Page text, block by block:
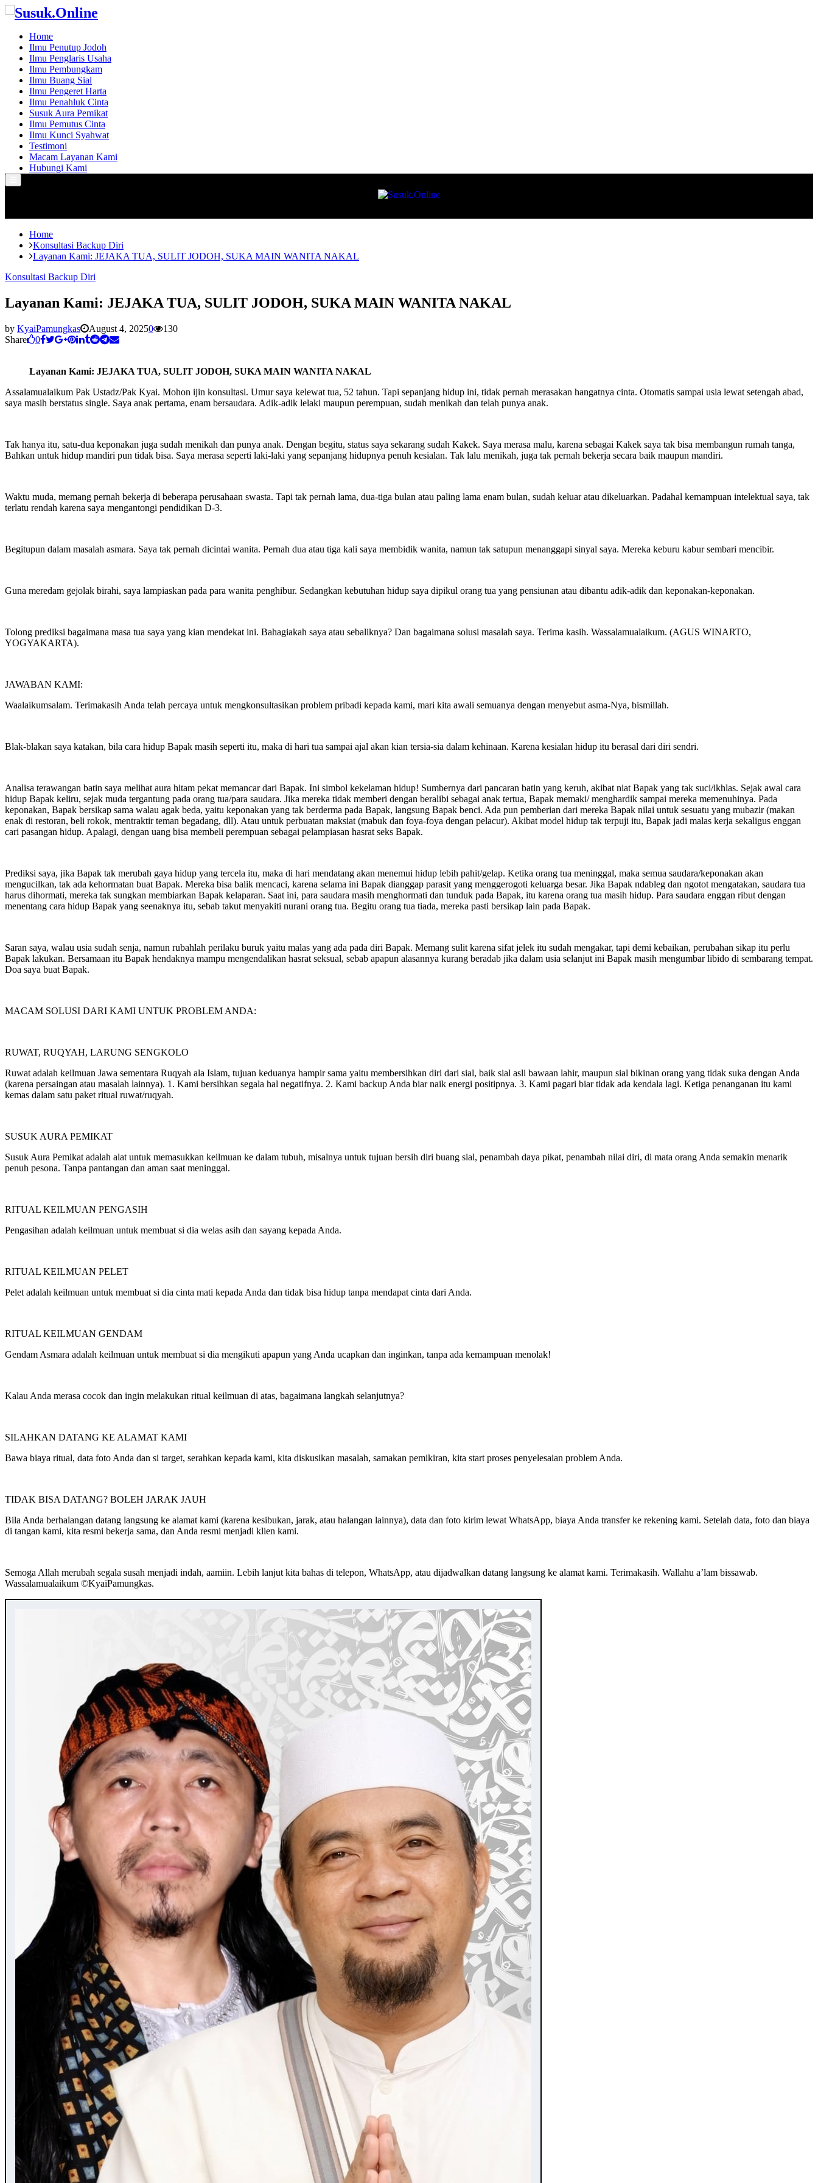
Home
Ilmu Penutup Jodoh
Ilmu Penglaris Usaha
Ilmu Pembungkam
Ilmu Buang Sial
Ilmu Pengeret Harta
Ilmu Penahluk Cinta
Susuk Aura Pemikat
Ilmu Pemutus Cinta
Ilmu Kunci Syahwat
Testimoni
Macam Layanan Kami
Hubungi Kami
Menu
Home
Konsultasi Backup Diri
Layanan Kami: JEJAKA TUA, SULIT JODOH, SUKA MAIN WANITA NAKAL
Konsultasi Backup Diri
Layanan Kami: JEJAKA TUA, SULIT JODOH, SUKA MAIN WANITA NAKAL
by KyaiPamungkas August 4, 20250
130
Share
0
Layanan Kami: JEJAKA TUA, SULIT JODOH, SUKA MAIN WANITA NAKAL
Assalamualaikum Pak Ustadz/Pak Kyai. Mohon ijin konsultasi. Umur saya kelewat tua, 52 tahun. Tapi sepanjang hidup ini, tidak pernah merasakan hangatnya cinta. Otomatis sampai usia lewat setengah abad,
saya masih berstatus single. Saya anak pertama, enam bersaudara. Adik-adik lelaki maupun perempuan, sudah menikah dan telah punya anak.
Tak hanya itu, satu-dua keponakan juga sudah menikah dan punya anak. Dengan begitu, status saya sekarang sudah Kakek. Saya merasa malu, karena sebagai Kakek saya tak bisa membangun rumah tanga,
Bahkan untuk hidup mandiri pun tidak bisa. Saya merasa seperti laki-laki yang sepanjang hidupnya penuh kesialan. Tak lalu menikah, juga tak pernah bekerja secara baik maupun mandiri.
Waktu muda, memang pernah bekerja di beberapa perusahaan swasta. Tapi tak pernah lama, dua-tiga bulan atau paling lama enam bulan, sudah keluar atau dikeluarkan. Padahal kemampuan intelektual saya, tak
terlatu rendah karena saya mengantongi pendidikan D-3.
Begitupun dalam masalah asmara. Saya tak pernah dicintai wanita. Pernah dua atau tiga kali saya membidik wanita, namun tak satupun menanggapi sinyal saya. Mereka keburu kabur sembari mencibir.
Guna meredam gejolak birahi, saya lampiaskan pada para wanita penghibur. Sedangkan kebutuhan hidup saya dipikul orang tua yang pensiunan atau dibantu adik-adik dan keponakan-keponakan.
Tolong prediksi bagaimana masa tua saya yang kian mendekat ini. Bahagiakah saya atau sebaliknya? Dan bagaimana solusi masalah saya. Terima kasih. Wassalamualaikum. (AGUS WINARTO,
YOGYAKARTA).
JAWABAN KAMI:
Waalaikumsalam. Terimakasih Anda telah percaya untuk mengkonsultasikan problem pribadi kepada kami, mari kita awali semuanya dengan menyebut asma-Nya, bismillah.
Blak-blakan saya katakan, bila cara hidup Bapak masih seperti itu, maka di hari tua sampai ajal akan kian tersia-sia dalam kehinaan. Karena kesialan hidup itu berasal dari diri sendri.
Analisa terawangan batin saya melihat aura hitam pekat memancar dari Bapak. Ini simbol kekelaman hidup! Sumbernya dari pancaran batin yang keruh, akibat niat Bapak yang tak suci/ikhlas. Sejak awal cara
hidup Bapak keliru, sejak muda tergantung pada orang tua/para saudara. Jika mereka tidak memberi dengan beralibi sebagai anak tertua, Bapak memaki/ menghardik sampai mereka memenuhinya. Pada
keponakan, Bapak bersikap sama walau agak beda, yaitu keponakan yang tak berderma pada Bapak, langsung Bapak benci. Ada pun pemberian dari mereka Bapak nilai untuk sesuatu yang mubazir (makan
enak di restoran, beli rokok, mentraktir teman begadang, dll). Atau untuk perbuatan maksiat (mabuk dan foya-foya dengan pelacur). Akibat model hidup tak terpuji itu, Bapak jadi malas kerja sekaligus enggan
cari pasangan hidup. Apalagi, dengan uang bisa membeli perempuan sebagai pelampiasan hasrat seks Bapak.
Prediksi saya, jika Bapak tak merubah gaya hidup yang tercela itu, maka di hari mendatang akan menemui hidup lebih pahit/gelap. Ketika orang tua meninggal, maka semua saudara/keponakan akan
mengucilkan, tak ada kehormatan buat Bapak. Mereka bisa balik mencaci, karena selama ini Bapak dianggap parasit yang menggerogoti keluarga besar. Jika Bapak ndableg dan ngotot mengatakan, saudara tua
harus dihormati, mereka tak sungkan membiarkan Bapak kelaparan. Saat ini, para saudara masih menghormati dan tunduk pada Bapak, itu karena orang tua masih hidup. Para saudara enggan ribut dengan
menentang cara hidup Bapak yang seenaknya itu, sebab takut menyakiti nurani orang tua. Begitu orang tua tiada, mereka pasti bersikap lain pada Bapak.
Saran saya, walau usia sudah senja, namun rubahlah perilaku buruk yaitu malas yang ada pada diri Bapak. Memang sulit karena sifat jelek itu sudah mengakar, tapi demi kebaikan, perubahan sikap itu perlu
Bapak lakukan. Bersamaan itu Bapak hendaknya mampu mengendalikan hasrat seksual, sebab apapun alasannya kurang beradab jika dalam usia selanjut ini Bapak masih mengumbar libido di sembarang tempat.
Doa saya buat Bapak.
MACAM SOLUSI DARI KAMI UNTUK PROBLEM ANDA:
RUWAT, RUQYAH, LARUNG SENGKOLO
Ruwat adalah keilmuan Jawa sementara Ruqyah ala Islam, tujuan keduanya hampir sama yaitu membersihkan diri dari sial, baik sial asli bawaan lahir, maupun sial bikinan orang yang tidak suka dengan Anda
(karena persaingan atau masalah lainnya). 1. Kami bersihkan segala hal negatifnya. 2. Kami backup Anda biar naik energi positipnya. 3. Kami pagari biar tidak ada kendala lagi. Ketiga penanganan itu kami
kemas dalam satu paket ritual ruwat/ruqyah.
SUSUK AURA PEMIKAT
Susuk Aura Pemikat adalah alat untuk memasukkan keilmuan ke dalam tubuh, misalnya untuk tujuan bersih diri buang sial, penambah daya pikat, penambah nilai diri, di mata orang Anda semakin menarik
penuh pesona. Tanpa pantangan dan aman saat meninggal.
RITUAL KEILMUAN PENGASIH
Pengasihan adalah keilmuan untuk membuat si dia welas asih dan sayang kepada Anda.
RITUAL KEILMUAN PELET
Pelet adalah keilmuan untuk membuat si dia cinta mati kepada Anda dan tidak bisa hidup tanpa mendapat cinta dari Anda.
RITUAL KEILMUAN GENDAM
Gendam Asmara adalah keilmuan untuk membuat si dia mengikuti apapun yang Anda ucapkan dan inginkan, tanpa ada kemampuan menolak!
Kalau Anda merasa cocok dan ingin melakukan ritual keilmuan di atas, bagaimana langkah selanjutnya?
SILAHKAN DATANG KE ALAMAT KAMI
Bawa biaya ritual, data foto Anda dan si target, serahkan kepada kami, kita diskusikan masalah, samakan pemikiran, kita start proses penyelesaian problem Anda.
TIDAK BISA DATANG? BOLEH JARAK JAUH
Bila Anda berhalangan datang langsung ke alamat kami (karena kesibukan, jarak, atau halangan lainnya), data dan foto kirim lewat WhatsApp, biaya Anda transfer ke rekening kami. Setelah data, foto dan biaya
di tangan kami, kita resmi bekerja sama, dan Anda resmi menjadi klien kami.
Semoga Allah merubah segala susah menjadi indah, aamiin. Lebih lanjut kita bahas di telepon, WhatsApp, atau dijadwalkan datang langsung ke alamat kami. Terimakasih. Wallahu a’lam bissawab.
Wassalamualaikum ©️KyaiPamungkas.